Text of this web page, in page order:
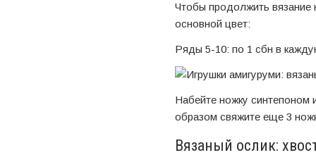
Чтобы продолжить вязание
основной цвет:
Ряды 5-10: по 1 сбн в
Набейте ножку синтепоном
образом свяжите еще 3
Вязаный ослик: